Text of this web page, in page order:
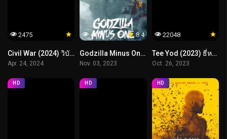
2475
Civil War (2024) วิบัติสมรภูมิเมืองเดือด
Apr. 24, 2024
8.4
4101
Godzilla Minus One (2023) ก็อตซิลล่า..ไมนัส..วัน ราชันแห่งมอนสเตอร์
Nov. 03, 2023
22048
Tee Yod (2023) ธี่หยด
Oct. 26, 2023
HD HD HD